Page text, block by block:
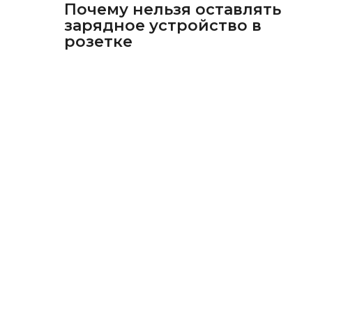
Почему нельзя оставлять
зарядное устройство в
розетке